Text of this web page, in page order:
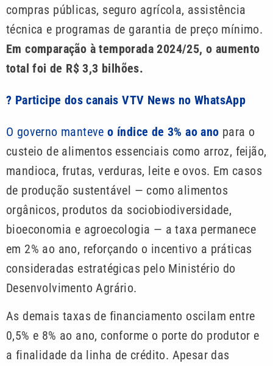
compras públicas, seguro agrícola, assistência
técnica e programas de garantia de preço mínimo.
Em comparação à temporada 2024/25, o aumento
total foi de R$ 3,3 bilhões.
? Participe dos canais VTV News no WhatsApp
O governo manteveo índice de 3% ao ano para o
custeio de alimentos essenciais como arroz, feijão,
mandioca, frutas, verduras, leite e ovos. Em casos
de produção sustentável — como alimentos
orgânicos, produtos da sociobiodiversidade,
bioeconomia e agroecologia — a taxa permanece
em 2% ao ano, reforçando o incentivo a práticas
consideradas estratégicas pelo Ministério do
Desenvolvimento Agrário.
As demais taxas de financiamento oscilam entre
0,5% e 8% ao ano, conforme o porte do produtor e
a finalidade da linha de crédito. Apesar das